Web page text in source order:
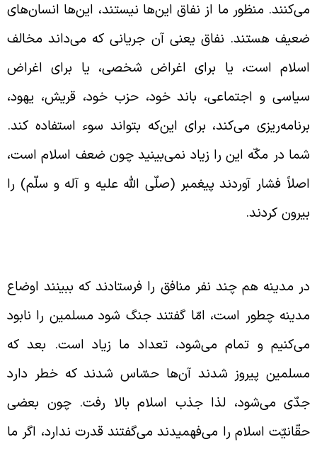
منظور ما از نفاق این‌ها نیستند، این‌ها انسان‌های
هستند. نفاق یعنی آن جریانی که می‌داند مخالف
است، یا برای اغراض شخصی، یا برای اغراض
و اجتماعی، باند خود، حزب خود، قریش، یهود،
می‌کند، برای این‌که بتواند سوء استفاده کند.
در مکّه این را زیاد نمی‌بینید چون ضعف اسلام است،
فشار آوردند پیغمبر (صلّی الله علیه و آله و سلّم) را
کردند.
مدینه هم چند نفر منافق را فرستادند که ببینند اوضاع
چطور است، امّا گفتند جنگ شود مسلمین را نابود
و تمام می‌شود، تعداد ما زیاد است. بعد که
پیروز شدند آن‌ها حسّاس شدند که خطر دارد
می‌شود، لذا جذب اسلام بالا رفت. چون بعضی
اسلام را می‌فهمیدند می‌گفتند قدرت ندارد، اگر ما